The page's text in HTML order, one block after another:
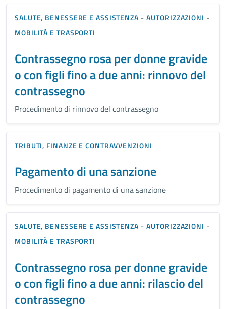
SALUTE, BENESSERE E ASSISTENZA -AUTORIZZAZIONI -
MOBILITÀ E TRASPORTI
Contrassegno rosa per donne gravide
o con figli fino a due anni: rinnovo del
contrassegno
Procedimento di rinnovo del contrassegno
TRIBUTI, FINANZE E CONTRAVVENZIONI
Pagamento di una sanzione
Procedimento di pagamento di una sanzione
SALUTE, BENESSERE E ASSISTENZA -AUTORIZZAZIONI -
MOBILITÀ E TRASPORTI
Contrassegno rosa per donne gravide
o con figli fino a due anni: rilascio del
contrassegno